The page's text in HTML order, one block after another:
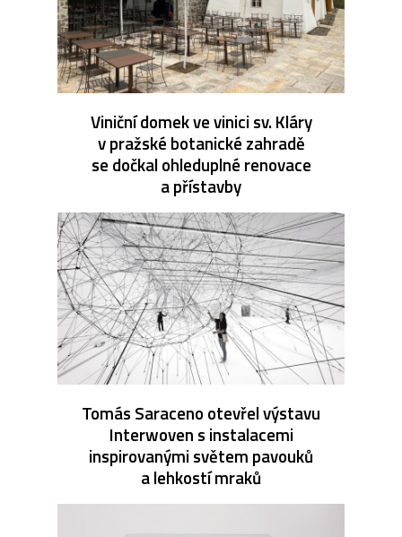
Viniční domek ve vinici sv. Kláry
v pražské botanické zahradě
se dočkal ohleduplné renovace
a přístavby
Tomás Saraceno otevřel výstavu
Interwoven s instalacemi
inspirovanými světem pavouků
a lehkostí mraků